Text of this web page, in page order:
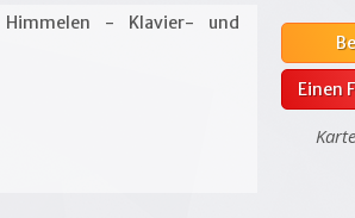
- Klavier- und
Einen